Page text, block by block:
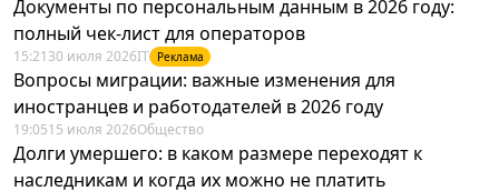
Документы по персональным данным в 2026 году:
полный чек-лист для операторов
15:21 30 июля 2026IT Реклама
Вопросы миграции: важные изменения для
иностранцев и работодателей в 2026 году
19:0515 июля 2026Общество
Долги умершего: в каком размере переходят к
наследникам и когда их можно не платить